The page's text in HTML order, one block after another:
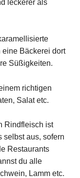
leckerer als
eine Bäckerei dort
Süßigkeiten.
richtigen
Salat etc.
Rindfleisch ist
selbst aus, sofern
Restaurants
du alle
Lamm etc.